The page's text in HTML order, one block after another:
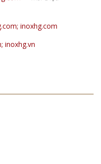
inoxhg.com
inoxhg.vn